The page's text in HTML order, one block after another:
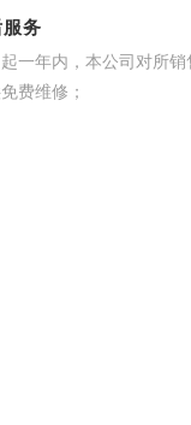
务
一年内，本公司对所
费维修；